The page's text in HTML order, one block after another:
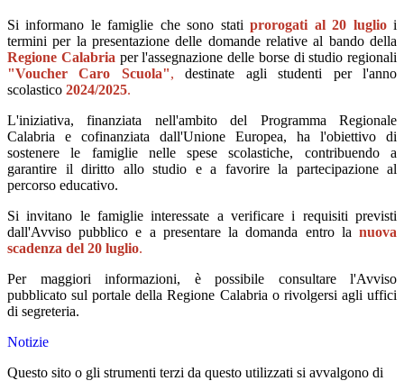
Si informano le famiglie che sono statiprorogati al 20 luglioi
termini per la presentazione delle domande relative al bando della
Regione Calabria per l'assegnazione delle borse di studio regionali
"Voucher Caro Scuola", destinate agli studenti per l'anno
scolastico 2024/2025.
L'iniziativa, finanziata nell'ambito del Programma Regionale
Calabria e cofinanziata dall'Unione Europea, ha l'obiettivo di
sostenere le famiglie nelle spese scolastiche, contribuendo a
garantire il diritto allo studio e a favorire la partecipazione al
percorso educativo.
Si invitano le famiglie interessate a verificare i requisiti previsti
dall'Avviso pubblico e a presentare la domanda entro la nuova
scadenza del 20 luglio.
Per maggiori informazioni, è possibile consultare l'Avviso
pubblicato sul portale della Regione Calabria o rivolgersi agli uffici
di segreteria.
Notizie
Questo sito o gli strumenti terzi da questo utilizzati si avvalgono di